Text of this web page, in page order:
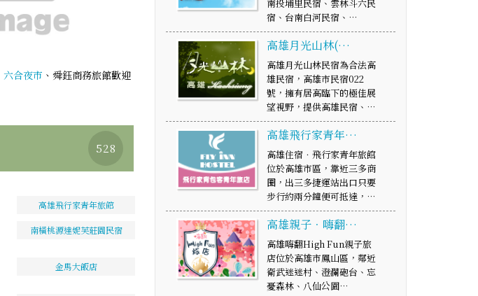
六合夜市 、舜鈺商務旅館歡迎
528
高雄飛行家青年旅館
南橫桃源達妮芙莊園民宿
金馬大飯店
南投埔里民宿、雲林斗六民
宿、台南白河民宿、…
高雄月光山林(…
高雄月光山林民宿為合法高
雄民宿，高雄市民宿022
號，擁有居高臨下的極佳展
望視野，提供高雄民宿、…
高雄飛行家青年…
高雄住宿．飛行家青年旅館
位於高雄市區，靠近三多商
圈，出三多捷運站出口只要
步行約兩分鐘便可抵達，…
高雄親子．嗨翻…
高雄嗨翻High Fun親子旅
店位於高雄市鳳山區，鄰近
衛武迷迷村、澄瀾砲台、忘
憂森林、八仙公園…